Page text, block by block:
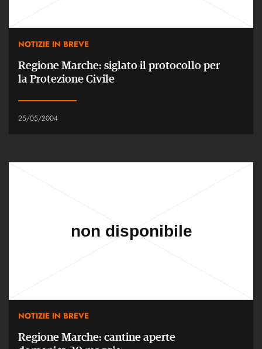
NOTIZIE IN BREVE
Regione Marche: siglato il protocollo per
la Protezione Civile
25/05/2004
NOTIZIE IN BREVE
Regione Marche: cantine aperte